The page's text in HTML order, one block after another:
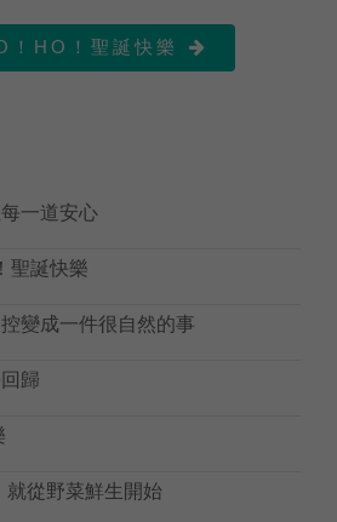
！HO！聖誕快樂 
一道安心
聖誕快樂
變成一件很自然的事
歸
從野菜鮮生開始